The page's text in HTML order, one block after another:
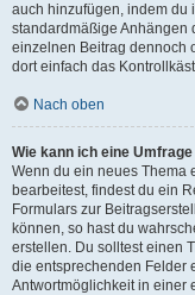
auch hinzufügen, indem du
standardmäßige Anhängen
einzelnen Beitrag dennoch
dort einfach das
Nach oben
Wie kann ich eine
Wenn du ein neues Thema
bearbeitest, findest du ein
Formulars zur
können, so hast du
erstellen. Du solltest einen
die entsprechenden Felder
Antwortmöglichkeit in einer